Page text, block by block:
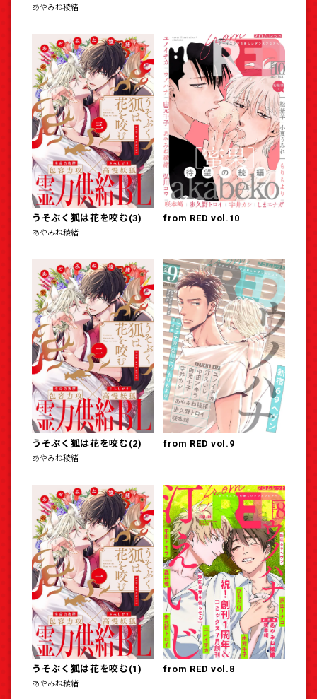
あやみね稜緒
うそぶく狐は花を咬む(3)
あやみね稜緒
from RED vol.10
うそぶく狐は花を咬む(2)
あやみね稜緒
from RED vol.9
うそぶく狐は花を咬む(1)
あやみね稜緒
from RED vol.8